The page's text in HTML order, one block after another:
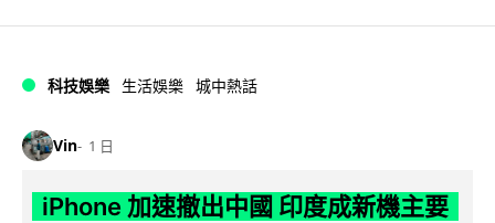
科技娛樂 生活娛樂 城中熱話
Vin 1 日
iPhone 加速撤出中國 印度成新機主要